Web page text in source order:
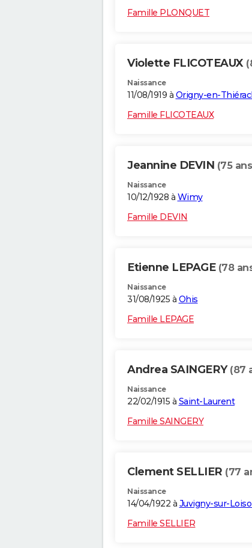
Famille PLONQUET
Violette FLICOTEAUX
Naissance
11/08/1919 à Origny-en-
Famille FLICOTEAUX
Jeannine DEVIN (75
Naissance
10/12/1928 à Wimy
Famille DEVIN
Etienne LEPAGE (78
Naissance
31/08/1925 à Ohis
Famille LEPAGE
Andrea SAINGERY (87
Naissance
22/02/1915 à Saint-Laurent
Famille SAINGERY
Clement SELLIER (77
Naissance
14/04/1922 à Juvigny-sur-
Famille SELLIER